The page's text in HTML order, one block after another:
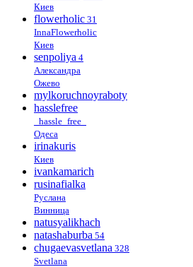
Киев
flowerholic 31
InnaFlowerholic
Киев
senpoliya 4
Александра
Ожево
mylkoruchnoyraboty
hasslefree
_hassle_free_
Одеса
irinakuris
Киев
ivankamarich
rusinafialka
Руслана
Винница
natusyalikhach
natashaburba 54
chugaevasvetlana 328
Svetlana